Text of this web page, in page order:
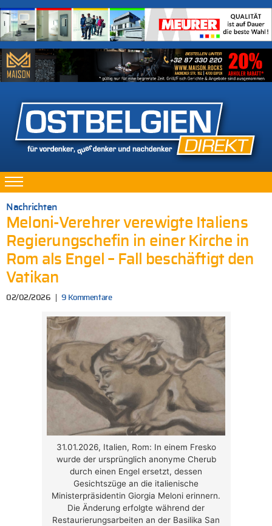
Nachrichten
Meloni-Verehrer verewigte Italiens
Regierungschefin in einer Kirche in
Rom als Engel – Fall beschäftigt den
Vatikan
02/02/2026 9 Kommentare
31.01.2026, Italien, Rom: In einem Fresko
wurde der ursprünglich anonyme Cherub
durch einen Engel ersetzt, dessen
Gesichtszüge an die italienische
Ministerpräsidentin Giorgia Meloni erinnern.
Die Änderung erfolgte während der
Restaurierungsarbeiten an der Basilika San